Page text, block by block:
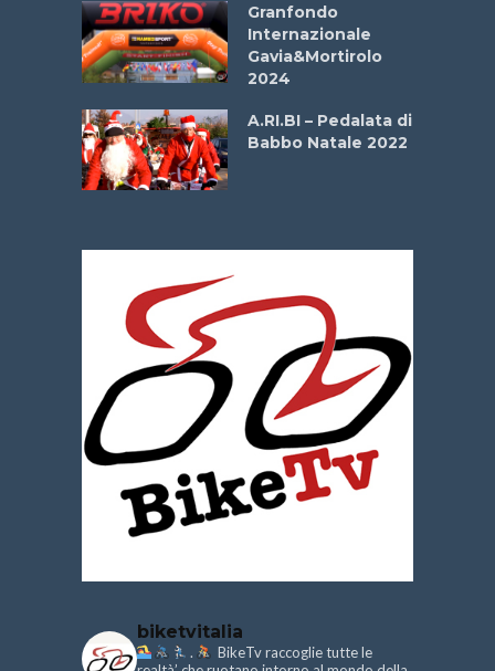
Granfondo
Internazionale
Gavia&Mortirolo
2024
A.RI.BI – Pedalata di
Babbo Natale 2022
biketvitalia
.
BikeTv raccoglie tutte le